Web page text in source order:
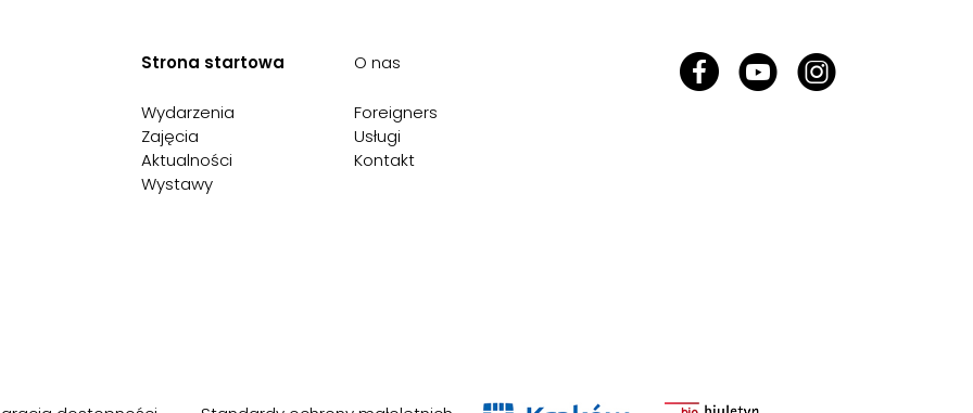
Strona startowa
Wydarzenia
Zajęcia
Aktualności
Wystawy
O nas
Foreigners
Usługi
Kontakt